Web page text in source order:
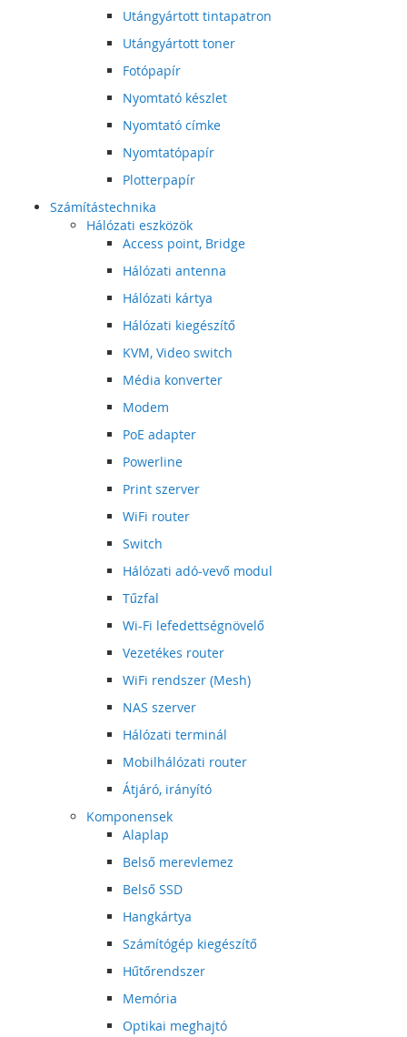
Utángyártott tintapatron
Utángyártott toner
Fotópapír
Nyomtató készlet
Nyomtató címke
Nyomtatópapír
Plotterpapír
Számítástechnika
Hálózati eszközök
Access point, Bridge
Hálózati antenna
Hálózati kártya
Hálózati kiegészítő
KVM, Video switch
Média konverter
Modem
PoE adapter
Powerline
Print szerver
WiFi router
Switch
Hálózati adó-vevő modul
Tűzfal
Wi-Fi lefedettségnövelő
Vezetékes router
WiFi rendszer (Mesh)
NAS szerver
Hálózati terminál
Mobilhálózati router
Átjáró, irányító
Komponensek
Alaplap
Belső merevlemez
Belső SSD
Hangkártya
Számítógép kiegészítő
Hűtőrendszer
Memória
Optikai meghajtó